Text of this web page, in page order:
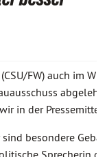
FW) auch im
in der
besondere
Sprecherin